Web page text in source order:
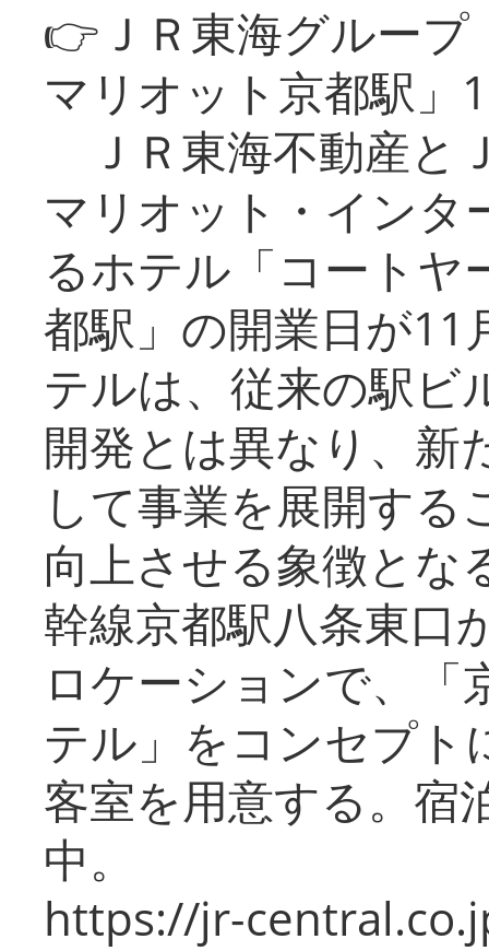
👉ＪＲ東海グルー
マリオット京都駅」
ＪＲ東海不動産と
マリオット・インタ
るホテル「コートヤ
都駅」の開業日が11
テルは、従来の駅ビ
開発とは異なり、新
して事業を展開する
向上させる象徴とな
幹線京都駅八条東口
ロケーションで、「
テル」をコンセプト
客室を用意する。宿
中。
https://jr-